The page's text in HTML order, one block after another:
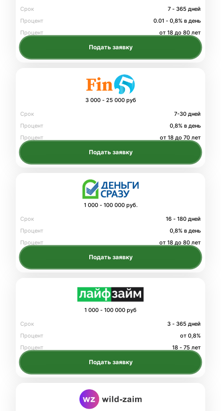
Срок
7 - 365 дней
Процент
0.01 - 0,8% в день
Процент
от 18 до 80 лет
Подать заявку
3 000 - 25 000 руб
Срок
7-30 дней
Процент
0,8% в день
Процент
от 18 до 70 лет
Подать заявку
1 000 - 100 000 руб.
Срок
16 - 180 дней
Процент
0,8% в день
Процент
от 18 до 80 лет
Подать заявку
1 000 - 100 000 руб
Срок
3 - 365 дней
Процент
от 0,8%
Процент
18 - 75 лет
Подать заявку